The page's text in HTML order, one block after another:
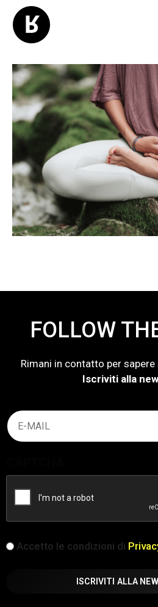
FOLLOW
Rimani in contatto per sapere
Iscriviti alla
Email
(Obbligatorio)
iscrizione
Accetto le condizioni di